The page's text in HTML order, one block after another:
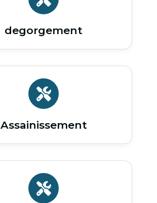
degorgement
Assainissement